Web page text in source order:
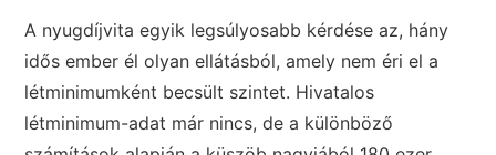
A nyugdíjvita egyik legsúlyosabb kérdése az, hány
idős ember él olyan ellátásból, amely nem éri el a
létminimumként becsült szintet. Hivatalos
létminimum-adat már nincs, de a különböző